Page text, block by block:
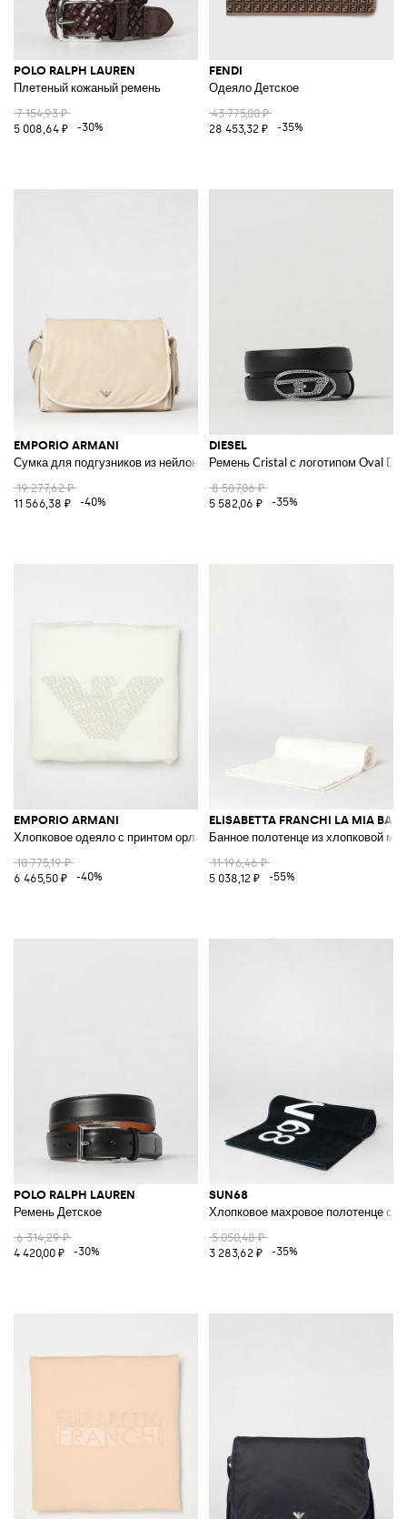
POLO RALPH LAUREN
Плетеный кожаный ремень
7 154,93 ₽
5 008,64 ₽
-30%
FENDI
Одеяло Детское
43 775,00 ₽
28 453,32 ₽
-35%
EMPORIO ARMANI
Сумка для подгузников из нейлона
19 277,62 ₽
11 566,38 ₽
-40%
DIESEL
Ремень Cristal с логотипом Oval D
8 587,06 ₽
5 582,06 ₽
-35%
EMPORIO ARMANI
Хлопковое одеяло с принтом орла
10 775,19 ₽
6 465,50 ₽
-40%
ELISABETTA FRANCHI LA MIA
Банное полотенце из хлопковой
11 196,46 ₽
5 038,12 ₽
-55%
POLO RALPH LAUREN
Ремень Детское
6 314,29 ₽
4 420,00 ₽
-30%
SUN68
Хлопковое махровое полотенце с
5 050,48 ₽
3 283,62 ₽
-35%